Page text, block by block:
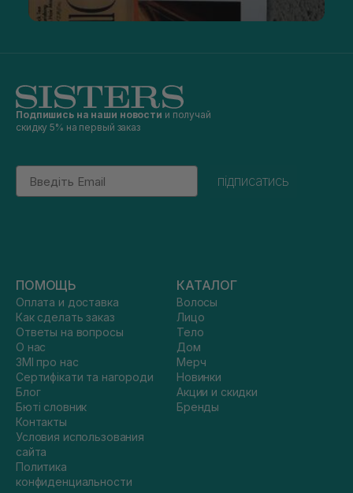
Подпишись на наши новости и получай
скидку 5% на первый заказ
Email
підписатись
ПОМОЩЬ
Оплата и доставка
Как сделать заказ
Ответы на вопросы
О нас
ЗМІ про нас
Сертифікати та нагороди
Блог
Бюті словник
Контакты
Условия использования
сайта
Политика
конфиденциальности
КАТАЛОГ
Волосы
Лицо
Тело
Дом
Мерч
Новинки
Акции и скидки
Бренды